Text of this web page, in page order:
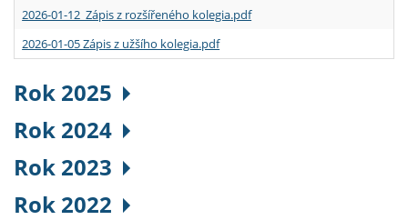
2026-01-12 Zápis z rozšířeného kolegia.pdf
2026-01-05 Zápis z užšího kolegia.pdf
Rok 2025
Rok 2024
Rok 2023
Rok 2022